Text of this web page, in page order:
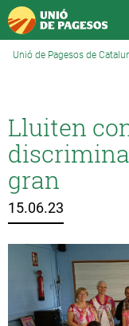
Unió de Pagesos de
Lluiten
gran
15.06.23